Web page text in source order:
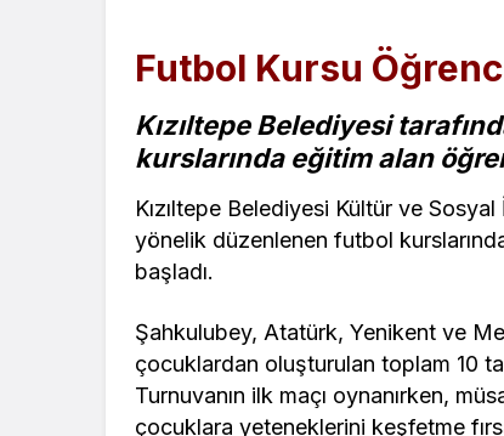
Futbol Kursu
Kızıltepe Belediyesi
kurslarında eğitim alan
Kızıltepe Belediyesi Kültür ve
yönelik düzenlenen futbol
başladı.
Şahkulubey, Atatürk, Yenikent ve
çocuklardan oluşturulan toplam 10
Turnuvanın ilk maçı oynanırken,
çocuklara yeteneklerini keşfetme